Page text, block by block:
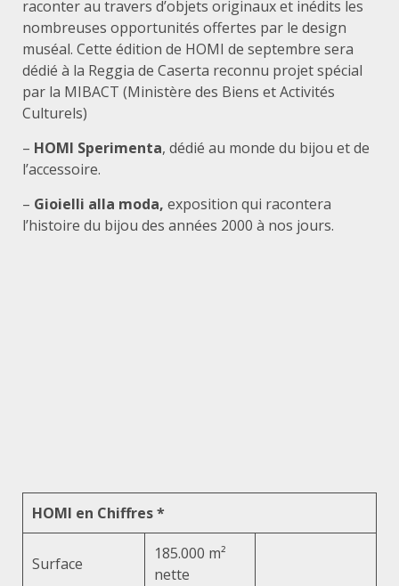
raconter au travers d’objets originaux et inédits les
nombreuses opportunités offertes par le design
muséal. Cette édition de HOMI de septembre sera
dédié à la Reggia de Caserta reconnu projet spécial
par la MIBACT (Ministère des Biens et Activités
Culturels)
– HOMI Sperimenta, dédié au monde du bijou et de
l’accessoire.
– Gioielli alla moda, exposition qui racontera
l’histoire du bijou des années 2000 à nos jours.
HOMI en Chiffres*
Surface
185.000 m²
nette